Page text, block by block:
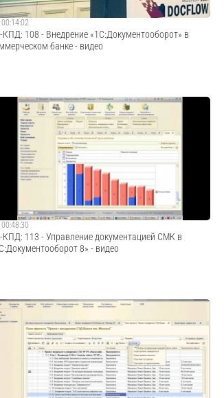
00:14:02
КПД: 108 - Внедрение «1С:Документооборот» в
банке - видео
· · · · · · · · · · · · · · · · · · · · · · · · · · · · · · · · · · · · · · · · · · · · · · ·
Закажите демонстрацию «1С:Документооборот», пройдя
по ссылке: http://elektronnij-dokumentooborot.1c-
kpd.ru/demo/?utm_source=youtube · · · · · ·...
Cмотреть видео
00:48:30
КПД: 113 - Управление документацией СМК в
8» - видео
· · · · · · · · · · · · · · · · · · · · · · · · · · · · · · · · · · · · · · · · · · · · · · ·
Закажите демонстрацию «1С:Документооборот», пройдя
по ссылке: http://elektronnij-dokumentooborot.1c-
kpd.ru/demo/?utm_source=youtube · · · · · ·...
Cмотреть видео